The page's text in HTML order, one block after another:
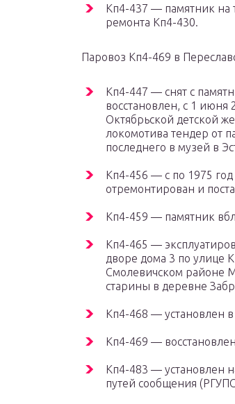
Кп4-437 — памятник на
ремонта Кп4-430.
Паровоз Кп4-469 в
Кп4-447 — снят с
восстановлен, с 1 июня
Октябрьской детской
локомотива тендер от
последнего в музей в
Кп4-456 — с по 1975
отремонтирован и
Кп4-459 — памятник
Кп4-465 —
дворе дома 3 по улице
Смолевичском районе
старины в деревне
Кп4-468 — установлен
Кп4-469 —
Кп4-483 — установлен
путей сообщения